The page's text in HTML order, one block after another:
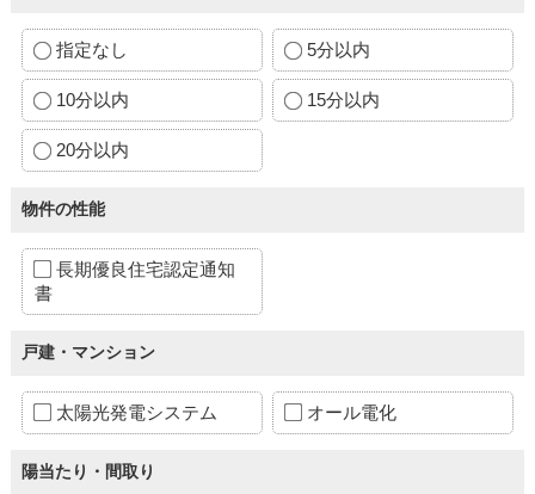
指定なし 5分以内
10分以内 15分以内
20分以内
物件の性能
長期優良住宅認定通知
書
戸建・マンション
太陽光発電システム オール電化
陽当たり・間取り